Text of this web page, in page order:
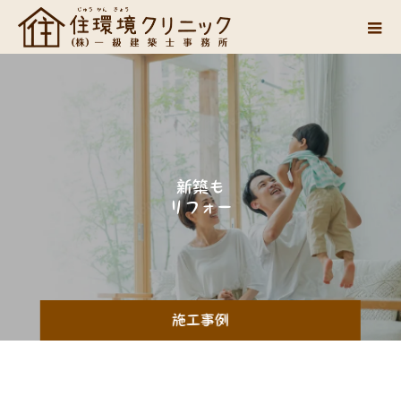
施工事例
新築も
リフォームも 。